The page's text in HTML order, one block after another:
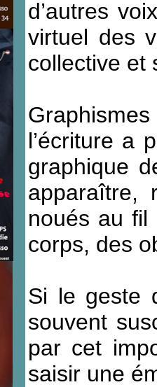
d’autres
virtuel des
collective et
l’écriture a
graphique
apparaître,
noués au
corps, des
Si le geste
souvent
par cet
saisir une